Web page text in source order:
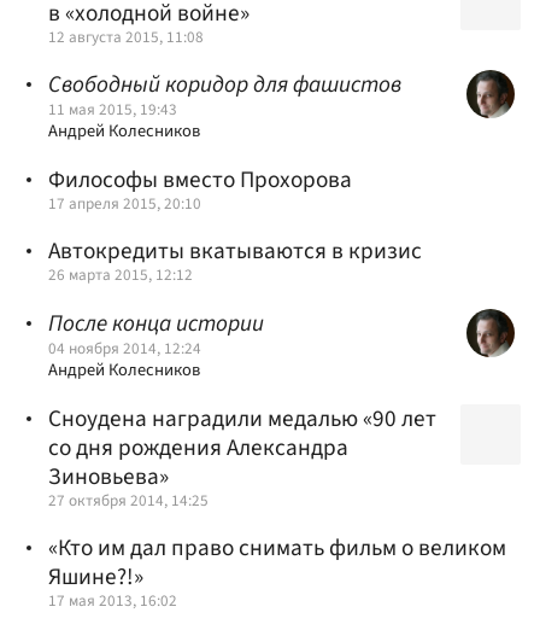
в «холодной войне»
12 августа 2015, 11:08
Свободный коридор для фашистов
11 мая 2015, 19:43
Андрей Колесников
Философы вместо Прохорова
17 апреля 2015, 20:10
Автокредиты вкатываются в кризис
26 марта 2015, 12:12
После конца истории
04 ноября 2014, 12:24
Андрей Колесников
Сноудена наградили медалью «90 лет
со дня рождения Александра
Зиновьева»
27 октября 2014, 14:25
«Кто им дал право снимать фильм о великом
Яшине?!»
17 мая 2013, 16:02